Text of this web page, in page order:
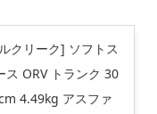
クリーク] ソフトス
ス ORV トランク 30
4.49kg アスファ